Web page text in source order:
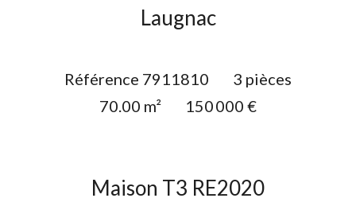
Laugnac
Référence 7911810
3 pièces
70.00 m² 150 000 €
Maison T3 RE2020